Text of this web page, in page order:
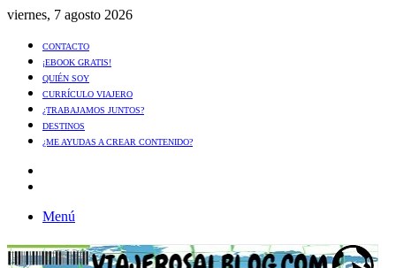
viernes, 7 agosto 2026
CONTACTO
¡EBOOK GRATIS!
QUIÉN SOY
CURRÍCULO VIAJERO
¿TRABAJAMOS JUNTOS?
DESTINOS
¿ME AYUDAS A CREAR CONTENIDO?
Menú